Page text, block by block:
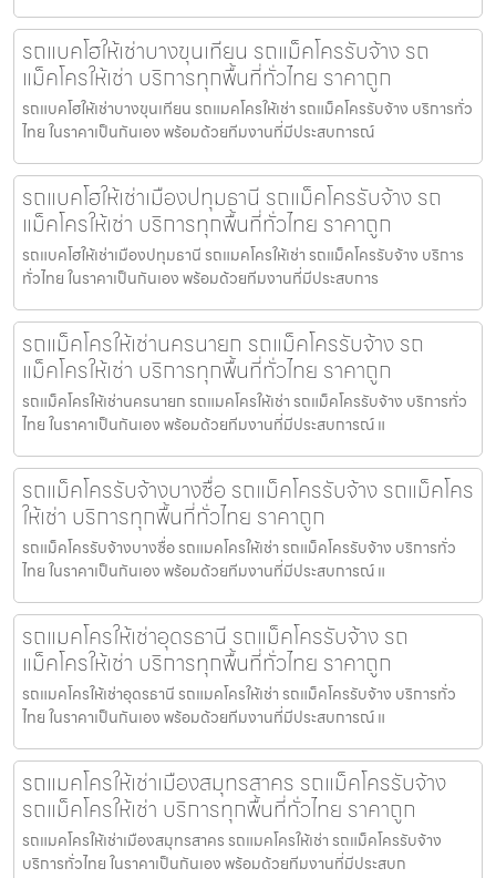
รถแบคโฮให้เช่าบางขุนเทียน รถแม็คโครรับจ้าง รถ
แม็คโครให้เช่า บริการทุกพื้นที่ทั่วไทย ราคาถูก
รถแบคโฮให้เช่าบางขุนเทียน รถแมคโครให้เช่า รถแม็คโครรับจ้าง บริการทั่ว
ไทย ในราคาเป็นกันเอง พร้อมด้วยทีมงานที่มีประสบการณ์
รถแบคโฮให้เช่าเมืองปทุมธานี รถแม็คโครรับจ้าง รถ
แม็คโครให้เช่า บริการทุกพื้นที่ทั่วไทย ราคาถูก
รถแบคโฮให้เช่าเมืองปทุมธานี รถแมคโครให้เช่า รถแม็คโครรับจ้าง บริการ
ทั่วไทย ในราคาเป็นกันเอง พร้อมด้วยทีมงานที่มีประสบการ
รถแม็คโครให้เช่านครนายก รถแม็คโครรับจ้าง รถ
แม็คโครให้เช่า บริการทุกพื้นที่ทั่วไทย ราคาถูก
รถแม็คโครให้เช่านครนายก รถแมคโครให้เช่า รถแม็คโครรับจ้าง บริการทั่ว
ไทย ในราคาเป็นกันเอง พร้อมด้วยทีมงานที่มีประสบการณ์ แ
รถแม็คโครรับจ้างบางซื่อ รถแม็คโครรับจ้าง รถแม็คโคร
ให้เช่า บริการทุกพื้นที่ทั่วไทย ราคาถูก
รถแม็คโครรับจ้างบางซื่อ รถแมคโครให้เช่า รถแม็คโครรับจ้าง บริการทั่ว
ไทย ในราคาเป็นกันเอง พร้อมด้วยทีมงานที่มีประสบการณ์ แ
รถแมคโครให้เช่าอุดรธานี รถแม็คโครรับจ้าง รถ
แม็คโครให้เช่า บริการทุกพื้นที่ทั่วไทย ราคาถูก
รถแมคโครให้เช่าอุดรธานี รถแมคโครให้เช่า รถแม็คโครรับจ้าง บริการทั่ว
ไทย ในราคาเป็นกันเอง พร้อมด้วยทีมงานที่มีประสบการณ์ แ
รถแมคโครให้เช่าเมืองสมุทรสาคร รถแม็คโครรับจ้าง
รถแม็คโครให้เช่า บริการทุกพื้นที่ทั่วไทย ราคาถูก
รถแมคโครให้เช่าเมืองสมุทรสาคร รถแมคโครให้เช่า รถแม็คโครรับจ้าง
บริการทั่วไทย ในราคาเป็นกันเอง พร้อมด้วยทีมงานที่มีประสบก